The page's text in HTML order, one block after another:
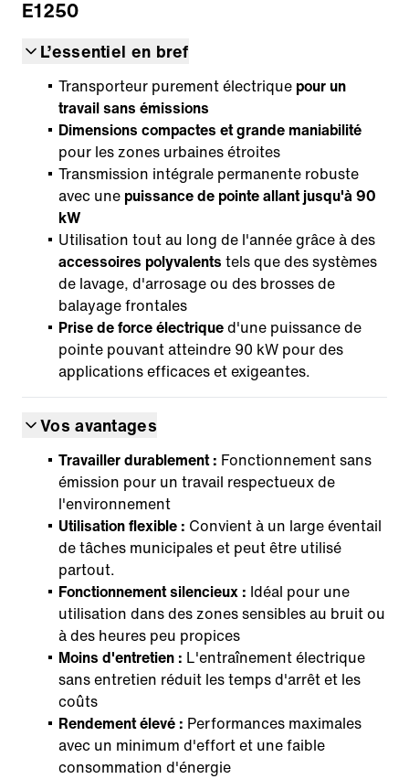
E1250
L’essentiel en bref
Transporteur purement électrique pour un
travail sans émissions
Dimensions compactes et grande maniabilité
pour les zones urbaines étroites
Transmission intégrale permanente robuste
avec une puissance de pointe allant jusqu'à 90
kW
Utilisation tout au long de l'année grâce à des
accessoires polyvalents tels que des systèmes
de lavage, d'arrosage ou des brosses de
balayage frontales
Prise de force électriqued'une puissance de
pointe pouvant atteindre 90 kW pour des
applications efficaces et exigeantes.
Vos avantages
Travailler durablement : Fonctionnement sans
émission pour un travail respectueux de
l'environnement
Utilisation flexible : Convient à un large éventail
de tâches municipales et peut être utilisé
partout.
Fonctionnement silencieux : Idéal pour une
utilisation dans des zones sensibles au bruit ou
à des heures peu propices
Moins d'entretien : L'entraînement électrique
sans entretien réduit les temps d'arrêt et les
coûts
Rendement élevé : Performances maximales
avec un minimum d'effort et une faible
consommation d'énergie